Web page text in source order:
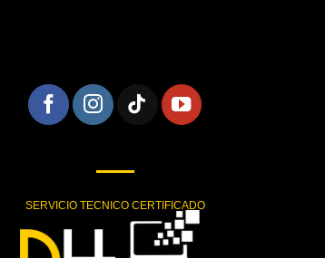
SERVICIO TECNICO CERTIFICADO